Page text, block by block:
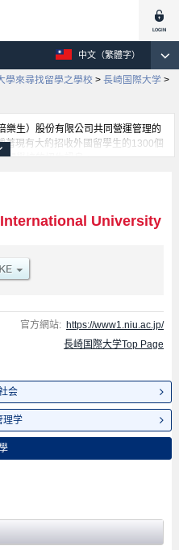
中文（繁體字）
學來尋找留學之學校 > 長崎国際大学 >
樂生）股份有限公司共同營運管理的
著現有大約招收外國留學生的1300個
門學校的招生訊息。
必要之訊息都刊載於此，請務必查
University
官方網站: https://www1.niu.ac.jp/
長崎国際大学Top Page
会
理学